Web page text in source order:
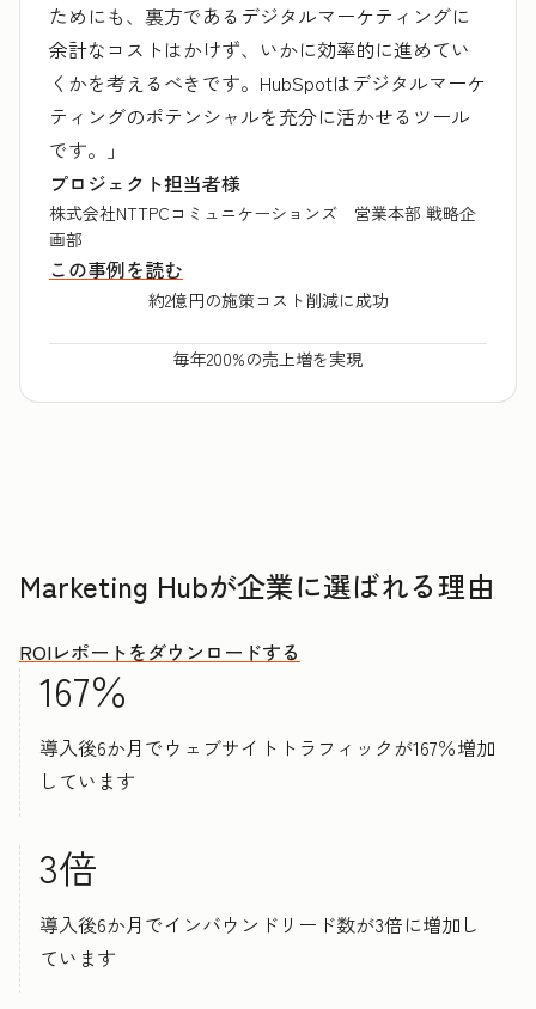
ためにも、裏方であるデジタルマーケティングに
余計なコストはかけず、いかに効率的に進めてい
くかを考えるべきです。HubSpotはデジタルマーケ
ティングのポテンシャルを充分に活かせるツール
です。」
プロジェクト担当者様
株式会社NTTPCコミュニケーションズ 営業本部 戦略企
画部
この事例を読む
約2億円の施策コスト削減に成功
毎年200%の売上増を実現
Marketing Hubが企業に選ばれる理由
ROIレポートをダウンロードする
167％
導入後6か月でウェブサイトトラフィックが167％増加
しています
3倍
導入後6か月でインバウンドリード数が3倍に増加し
ています